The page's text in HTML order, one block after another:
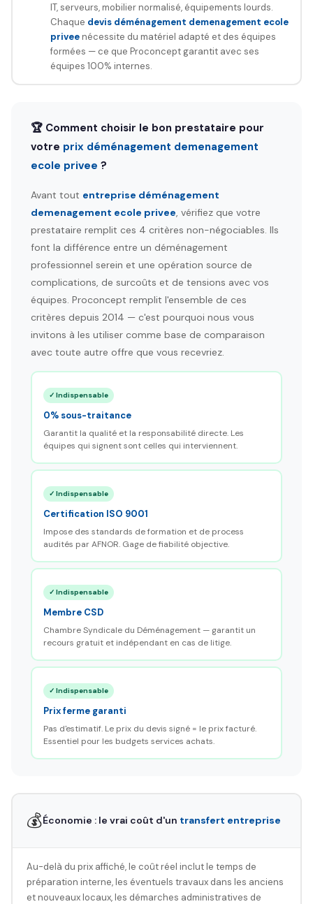
IT, serveurs, mobilier normalisé, équipements lourds.
Chaque devis déménagement demenagement ecole
priveenécessite du matériel adapté et des équipes
formées — ce que Proconcept garantit avec ses
équipes 100% internes.
🏆 Comment choisir le bon prestataire pour
votre prix déménagement demenagement
ecole privee ?
Avant tout entreprise déménagement
demenagement ecole privee, vérifiez que votre
prestataire remplit ces 4 critères non-négociables. Ils
font la différence entre un déménagement
professionnel serein et une opération source de
complications, de surcoûts et de tensions avec vos
équipes. Proconcept remplit l'ensemble de ces
critères depuis 2014 — c'est pourquoi nous vous
invitons à les utiliser comme base de comparaison
avec toute autre offre que vous recevriez.
✓ Indispensable
0% sous-traitance
Garantit la qualité et la responsabilité directe. Les
équipes qui signent sont celles qui interviennent.
✓ Indispensable
Certification ISO 9001
Impose des standards de formation et de process
audités par AFNOR. Gage de fiabilité objective.
✓ Indispensable
Membre CSD
Chambre Syndicale du Déménagement — garantit un
recours gratuit et indépendant en cas de litige.
✓ Indispensable
Prix ferme garanti
Pas d'estimatif. Le prix du devis signé = le prix facturé.
Essentiel pour les budgets services achats.
💰Économie : le vrai coût d'un transfert entreprise
Au-delà du prix affiché, le coût réel inclut le temps de
préparation interne, les éventuels travaux dans les anciens
et nouveaux locaux, les démarches administratives de